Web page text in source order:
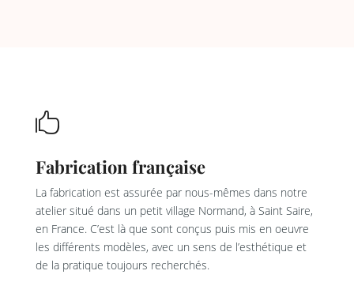

Fabrication française
La fabrication est assurée par nous-mêmes dans notre
atelier situé dans un petit village Normand, à Saint Saire,
en France. C’est là que sont conçus puis mis en oeuvre
les différents modèles, avec un sens de l’esthétique et
de la pratique toujours recherchés.